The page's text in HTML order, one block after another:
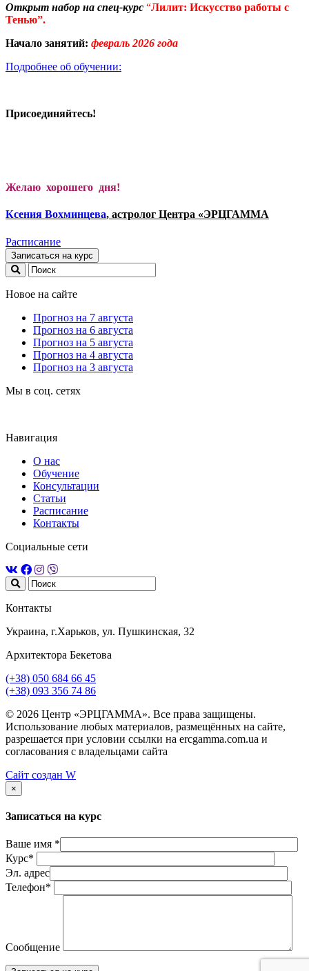
Открыт набор на спец-курс “Лилит: Искусство работы с
Тенью”.
Начало занятий: февраль 2026 года
Подробнее об обучении:
Присоединяйтесь!
Желаю хорошего дня!
Ксения Вохминцева, астролог Центра «ЭРЦГАММА
Расписание
Записаться на курс
Новое на сайте
Прогноз на 7 августа
Прогноз на 6 августа
Прогноз на 5 августа
Прогноз на 4 августа
Прогноз на 3 августа
Мы в соц. сетях
Навигация
О нас
Обучение
Консультации
Статьи
Расписание
Контакты
Социальные сети
Контакты
Украина, г.Харьков, ул. Пушкинская, 32
Архитектора Бекетова
(+38) 050 684 66 45
(+38) 093 356 74 86
© 2026 Центр «ЭРЦГАММА». Все права защищены.
Использование любых материалов, размещённых на сайте,
разрешается при условии ссылки на ercgamma.com.ua и
согласования с владельцами сайта
Сайт создан W
×
Записаться на курс
Ваше имя *
Курс*
Эл. адрес
Телефон*
Сообщение